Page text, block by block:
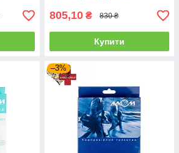
805,10 ₴ 830 ₴
Купити
–3%